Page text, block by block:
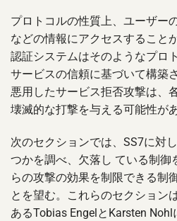
プロトコルの性質上、ユーザー
などの情報にアクセスすること
認証システムはそのようなプロ
サービスの信頼に基づいて構築
悪用したサービス拒否攻撃は、
壊滅的な打撃を与える可能性が
次のセクションでは、SS7に対
つかを調べ、欠落し ている制御
らの攻撃の効果を制限できる制
とを望む。これらのセクション
あるTobias EngelとKarsten